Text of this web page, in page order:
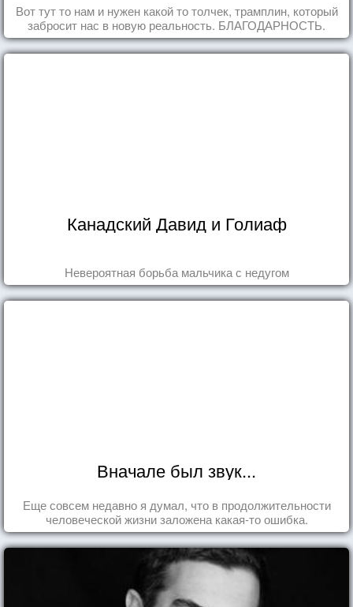
Вот тут то нам и нужен какой то толчек, трамплин, который
забросит нас в новую реальность. БЛАГОДАРНОСТЬ.
Канадский Давид и Голиаф
Невероятная борьба мальчика с недугом
Вначале был звук...
Еще совсем недавно я думал, что в продолжительности
человеческой жизни заложена какая-то ошибка.